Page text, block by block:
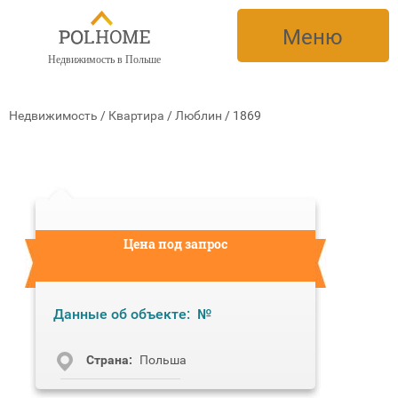
Недвижимость в Польше
Меню
Недвижимость / Квартира / Люблин / 1869
Цена под запрос
Данные об объекте: №
Cтрана: Польша